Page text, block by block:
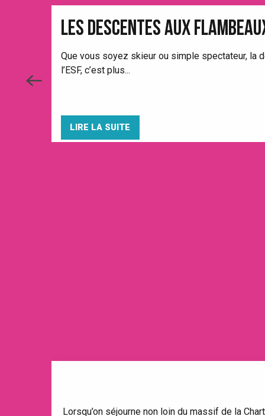
LES DESCENTES AUX
Que vous soyez skieur ou simple spectateur, la
l’ESF, c’est plus...
LIRE LA SUITE
Lorsqu’on séjourne non loin du massif de la